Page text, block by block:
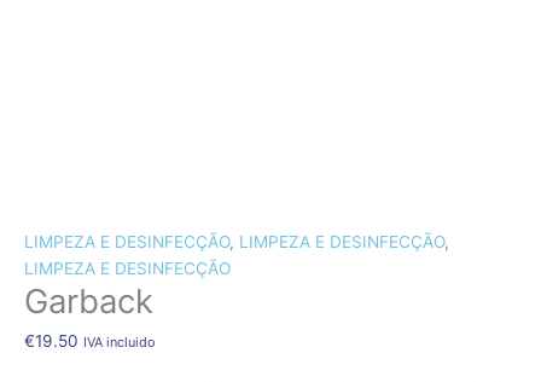
LIMPEZA E DESINFECÇÃO, LIMPEZA E DESINFECÇÃO,
LIMPEZA E DESINFECÇÃO
Garback
€19.50 IVA incluido
de
Garback